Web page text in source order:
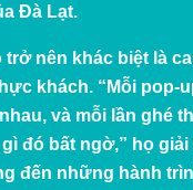
Đà Lạt.
nên khác biệt là
khách. “Mỗi pop-
và mỗi lần ghé
đó bất ngờ,” họ
đến những hành